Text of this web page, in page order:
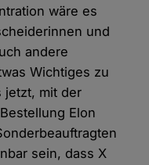
wäre es
und
andere
Wichtiges zu
jetzt, mit der
Elon
sein, dass X